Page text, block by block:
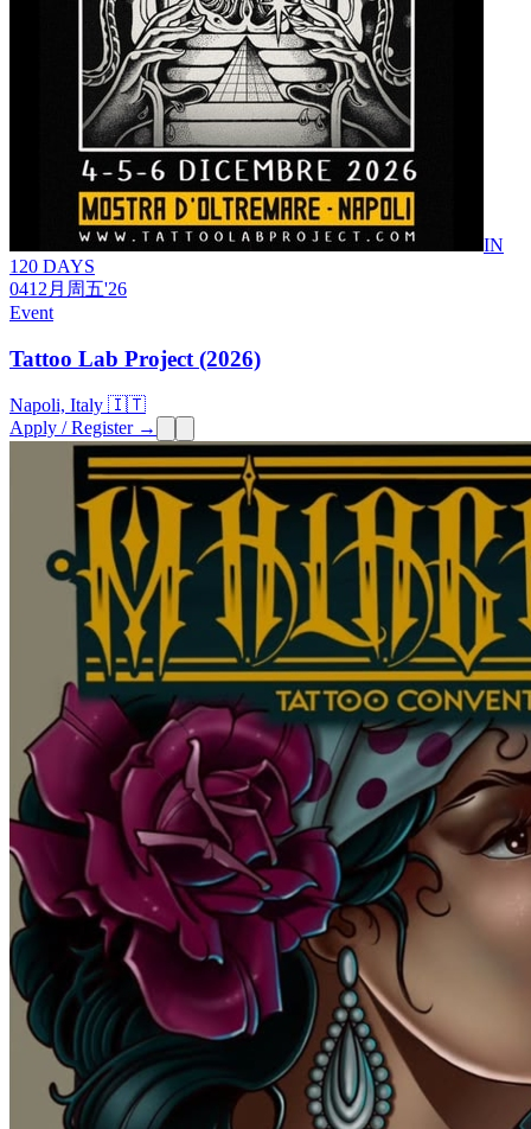
IN
120 DAYS
0412月 周五'26
Event
Tattoo Lab Project (2026)
Napoli, Italy 🇮🇹
Apply / Register →